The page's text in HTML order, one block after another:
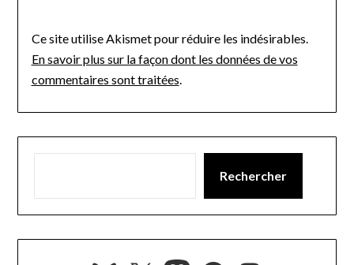
Ce site utilise Akismet pour réduire les indésirables.
En savoir plus sur la façon dont les données de vos
commentaires sont traitées.
Rechercher